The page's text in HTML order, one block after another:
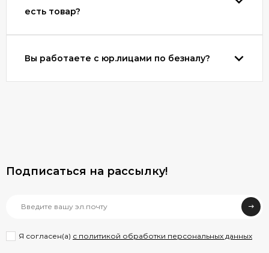
есть товар?
Вы работаете с юр.лицами по безналу?
Подписаться на рассылкy!
Я согласен(a) с политикой обработки персональных данных